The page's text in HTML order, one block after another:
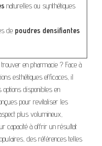
naturelles ou synthétiques
de poudres densifiantes
en pharmacie ? Face à
esthétiques efficaces, il
disponibles en
pour revitaliser les
plus volumineux,
capacité à offrir un résultat
des références telles